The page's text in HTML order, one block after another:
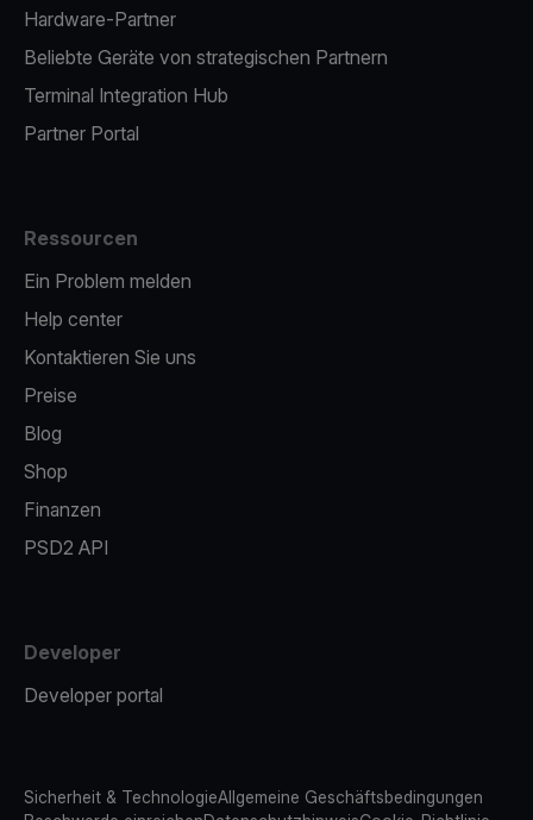
Hardware-Partner
Beliebte Geräte von strategischen Partnern
Terminal Integration Hub
Partner Portal
Ressourcen
Ein Problem melden
Help center
Kontaktieren Sie uns
Preise
Blog
Shop
Finanzen
PSD2 API
Developer
Developer portal
Sicherheit & TechnologieAllgemeine Geschäftsbedingungen